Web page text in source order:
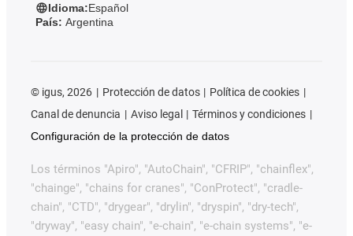
Idioma:Español
País: Argentina
© igus, 2026 Protección de datos
Política de cookies
Canal de denuncia
Aviso legal
Términos y condiciones
Configuración de la protección de datos
Los términos "Apiro", "AutoChain", "CFRIP", "chainflex",
"chainge", "chains for cranes", "ConProtect", "cradle-
chain", "CTD", "drygear", "drylin", "dryspin", "dry-tech",
"dryway", "easy chain", "e-chain", "e-chain systems", "e-